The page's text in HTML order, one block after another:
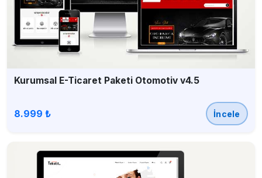
Kurumsal E-Ticaret Paketi Otomotiv v4.5
8.999 ₺ İncele